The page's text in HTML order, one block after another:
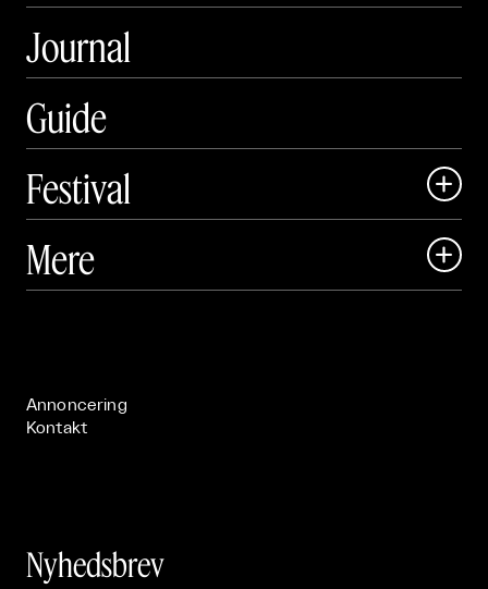
Journal
Guide
Festival

 Art Matter Festival
Mere 
Annoncering
Kontakt
Nyhedsbrev